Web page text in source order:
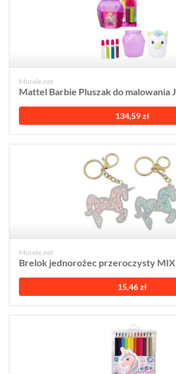
Morele.net
Mattel Barbie Pluszak do malowania
134,59 zł
Morele.net
Brelok jednorożec przeroczysty MIX
15,46 zł